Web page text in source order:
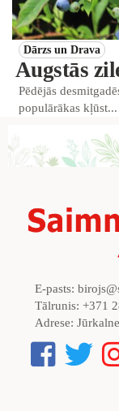
Dārzs un Drava
Augstās
Pēdējās
populārākas kļūst...
E-pasts:
Tālrunis: +371
Adrese: